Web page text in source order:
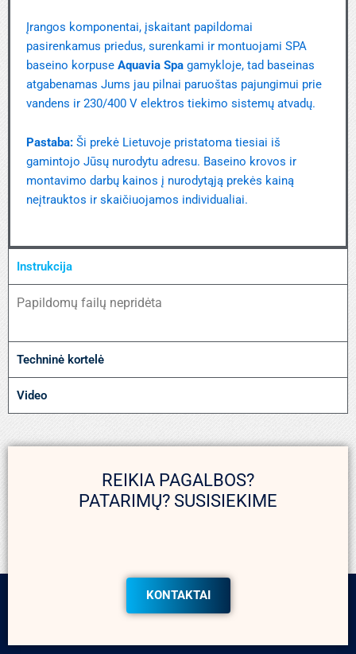
Įrangos komponentai, įskaitant papildomai
pasirenkamus priedus, surenkami ir montuojami SPA
baseino korpuse Aquavia Spa gamykloje, tad baseinas
atgabenamas Jums jau pilnai paruoštas pajungimui prie
vandens ir 230/400 V elektros tiekimo sistemų atvadų.
Pastaba: Ši prekė Lietuvoje pristatoma tiesiai iš
gamintojo Jūsų nurodytu adresu. Baseino krovos ir
montavimo darbų kainos į nurodytąją prekės kainą
neįtrauktos ir skaičiuojamos individualiai.
Instrukcija
Papildomų failų nepridėta
Techninė kortelė
Video
REIKIA PAGALBOS?
PATARIMŲ? SUSISIEKIME
KONTAKTAI